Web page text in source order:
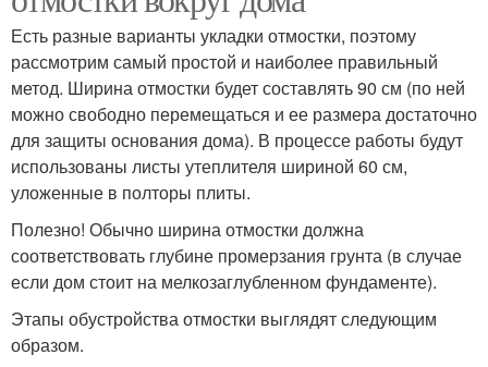
Есть разные варианты укладки отмостки, поэтому
рассмотрим самый простой и наиболее правильный
метод. Ширина отмостки будет составлять 90 см (по ней
можно свободно перемещаться и ее размера достаточно
для защиты основания дома). В процессе работы будут
использованы листы утеплителя шириной 60 см,
уложенные в полторы плиты.
Полезно! Обычно ширина отмостки должна
соответствовать глубине промерзания грунта (в случае
если дом стоит на мелкозаглубленном фундаменте).
Этапы обустройства отмостки выглядят следующим
образом.